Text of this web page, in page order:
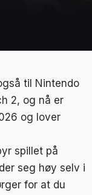
til Nintendo
2, og nå er
og lover
spillet på
seg høy selv i
for at du